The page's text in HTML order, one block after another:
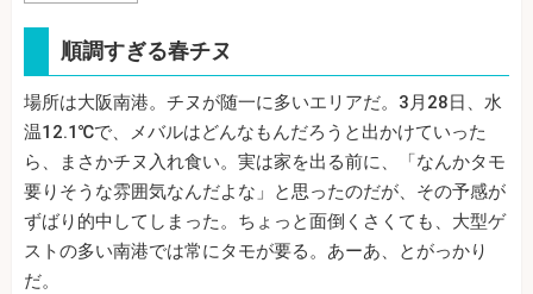
順調すぎる春チヌ
場所は大阪南港。チヌが随一に多いエリアだ。3月28日、水
温12.1℃で、メバルはどんなもんだろうと出かけていった
ら、まさかチヌ入れ食い。実は家を出る前に、「なんかタモ
要りそうな雰囲気なんだよな」と思ったのだが、その予感が
ずばり的中してしまった。ちょっと面倒くさくても、大型ゲ
ストの多い南港では常にタモが要る。あーあ、とがっかり
だ。